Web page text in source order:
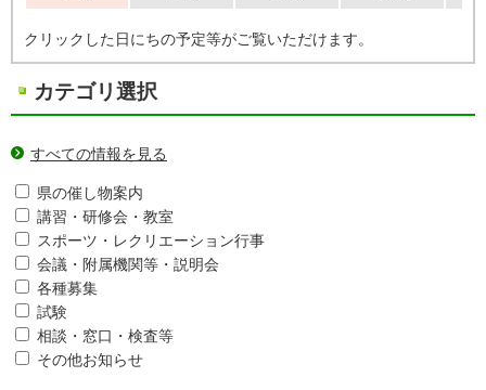
クリックした日にちの予定等がご覧いただけます。
カテゴリ選択
すべての情報を見る
県の催し物案内
講習・研修会・教室
スポーツ・レクリエーション行事
会議・附属機関等・説明会
各種募集
試験
相談・窓口・検査等
その他お知らせ